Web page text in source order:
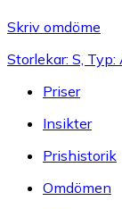
Skriv omdöme
Storlekar: S,
Priser
Insikter
Prishistorik
Omdömen